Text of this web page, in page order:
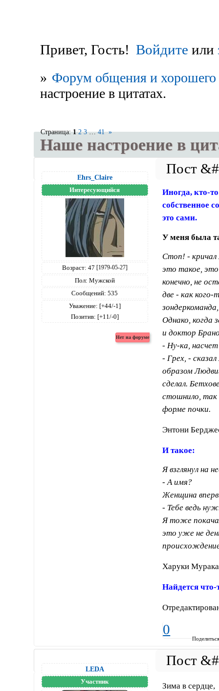
Привет, Гость! Войдите или
» Форум общения и хорошего
настроение в цитатах.
Наше настроение в
Страница:1 2 3 … 41 »
Ehrs_Claire
Интересующийся
Возраст: 47 [1979-05-27]
Пол: Мужской
Сообщений: 535
Уважение: [+44/-1]
Позитив: [+11/-0]
Иногда, кто-
собственное
это сами.
У меня была
Стоп! -
это такое,
конечно, не
две - как кого-
Однако, когда
и доктор
- Ну-ка,
- Грех, -
образом
сделал.
стошнило, так
форме почки.
Энтони
И такое:
Я взглянул на
- А имя?
Женщина
- Тебе ведь
Я тоже
это уже не
Харуки
Найдется
0
LEDA
Участник
Зима в сердце,